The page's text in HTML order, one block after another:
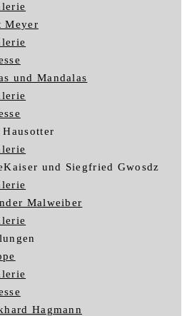
Meyer
und Mandalas
und Siegfried Gwosdz
Malweiber
Hagmann